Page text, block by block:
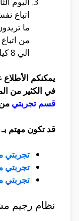
اتباع
ما
الي 8 كيلو في الشهر .
يمكنكم
في الكثير من
قسم تجربتي
قد تكون مهتم
تجربتي
تجربتي
تجربتي
نظام رجيم